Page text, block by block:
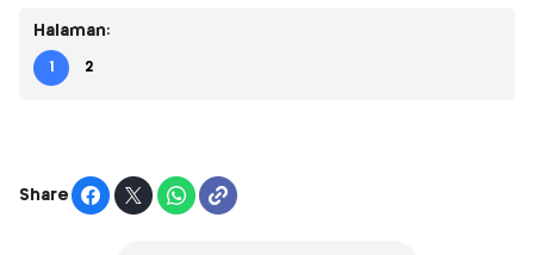
Halaman:
1 2
Share